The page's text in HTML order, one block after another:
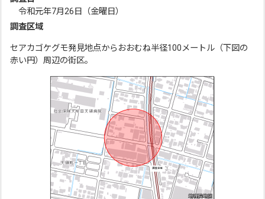
令和元年7月26日（金曜日）
調査区域
セアカゴケグモ発見地点からおおむね半径100メートル（下図の
赤い円）周辺の街区。